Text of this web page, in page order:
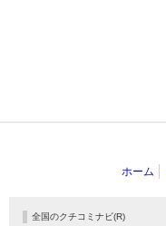
ホーム
全国のクチコミナビ(R)